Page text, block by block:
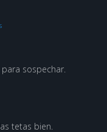
sospechar.
tetas bien.